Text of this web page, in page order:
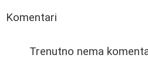
Komentari
Trenutno nema